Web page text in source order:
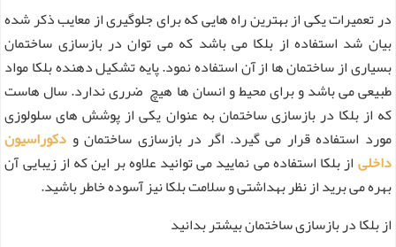
در تعمیرات یکی از بهترین راه هایی که برای جلوگیری از معایب ذکر شده
بیان شد استفاده از بلکا می باشد که می توان در بازسازی ساختمان
بسیاری از ساختمان ها از آن استفاده نمود. پایه تشکیل دهنده بلکا مواد
طبیعی می باشد و برای محیط و انسان ها هیچ ضرری ندارد. سال هاست
که از بلکا در بازسازی ساختمان به عنوان یکی از پوشش های سلولوزی
مورد استفاده قرار می گیرد. اگر در بازسازی ساختمان و دکوراسیون
داخلیاز بلکا استفاده می نمایید می توانید علاوه بر این که از زیبایی آن
بهره می برید از نظر بهداشتی و سلامت بلکا نیز آسوده خاطر باشید.
از بلکا در بازسازی ساختمان بیشتر بدانید